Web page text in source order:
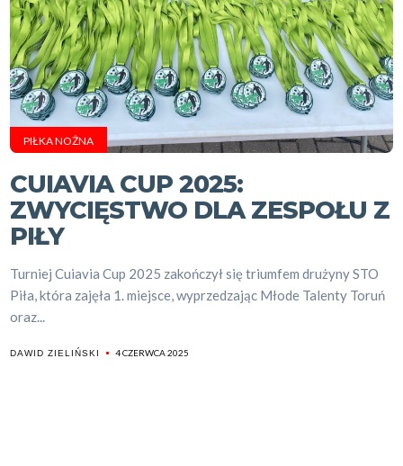
PIŁKA NOŻNA
CUIAVIA CUP 2025:
ZWYCIĘSTWO DLA ZESPOŁU Z
PIŁY
Turniej Cuiavia Cup 2025 zakończył się triumfem drużyny STO
Piła, która zajęła 1. miejsce, wyprzedzając Młode Talenty Toruń
oraz...
DAWID ZIELIŃSKI 4 CZERWCA 2025